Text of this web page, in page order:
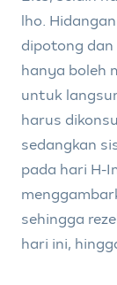
lho.
dipotong dan
hanya boleh
untuk
harus
sedangkan
pada hari H-
sehingga
hari ini,